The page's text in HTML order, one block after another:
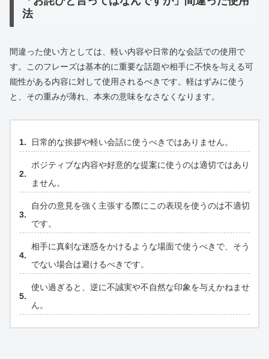
法
間違った使い方としては、軽い内容や日常的な会話での使用で
す。このフレーズは基本的に重要な話題や相手に不快を与える可
能性がある内容に対して使用されるべきです。軽はずみに使う
と、その重みが薄れ、本来の意味をなさなくなります。
日常的な挨拶や軽い会話に使うべきではありません。
ポジティブな内容や好意的な提案に使うのは適切ではあり
ません。
自分の意見を強く主張する際にこの表現を使うのは不適切
です。
相手に真剣な迷惑をかけるような場面で使うべきで、そう
でない場合は避けるべきです。
使い過ぎると、逆に不誠実や不自然な印象を与えかねませ
ん。